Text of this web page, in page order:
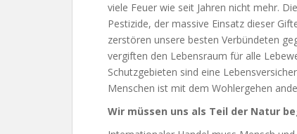
viele Feuer wie seit Jahren nicht mehr.
Pestizide, der massive Einsatz dieser
zerstören unsere besten Verbündeten
vergiften den Lebensraum für alle
Schutzgebieten sind eine
Menschen ist mit dem Wohlergehen
Wir müssen uns als Teil der Natur